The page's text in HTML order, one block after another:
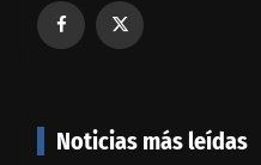
Noticias más leídas